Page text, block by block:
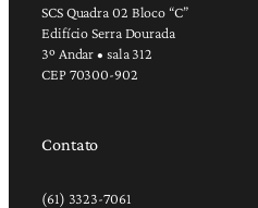
SCS Quadra 02 Bloco “C”
Edifício Serra Dourada
3º Andar • sala 312
CEP 70300-902
Contato
(61) 3323-7061